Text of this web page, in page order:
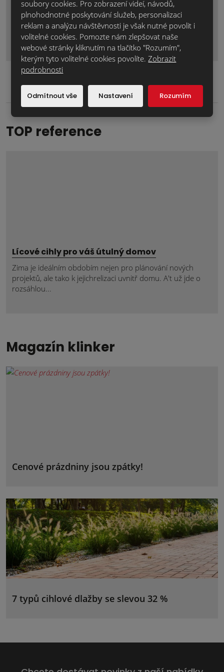
Odeslat zprávu
Formulář
se
nepodařilo
odeslat.
TOP reference
Lícové cihly pro váš útulný domov
Zima je ideálním obdobím nejen pro plánování nových
projektů, ale tako k jejichrelizaci uvnitř domu. A't už jde o
rozsáhlou...
Magazín klinker
Cenové prázdniny jsou zpátky!
7 typů cihlové dlažby se slevou 32 %
soubory cookies. Pro zobrazení videí, návodů,
plnohodnotné poskytování služeb, personalizaci
reklam a analýzu návštěvnosti je však nutné povolit i
volitelné cookies. Pomozte nám zlepšovat naše
webové stránky kliknutím na tlačítko "Rozumím",
kterým tyto volitelné cookies povolíte.Zobrazit
podrobnosti
Odmítnout vše Nastavení Rozumím